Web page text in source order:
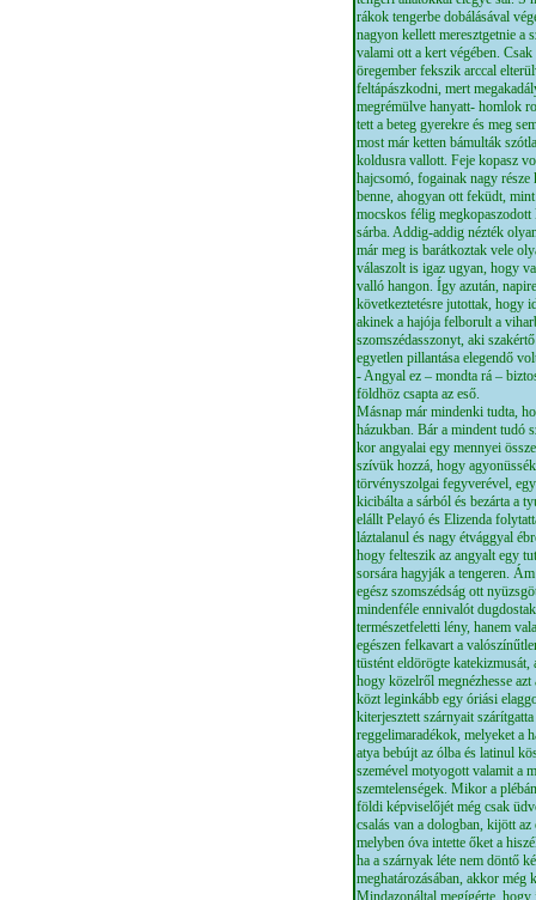
rákok tengerbe dobálásával
nagyon kellett meresztgetnie a
valami ott a kert végében.
öregember fekszik arccal
feltápászkodni, mert
megrémülve hanyatt- homlok
tett a beteg gyerekre és meg
most már ketten bámulták
koldusra vallott. Feje kopasz
hajcsomó, fogainak nagy
benne, ahogyan ott feküdt,
mocskos félig
sárba. Addig-addig nézték
már meg is barátkoztak vele
válaszolt is igaz ugyan, hogy
valló hangon. Így azután,
következtetésre jutottak, hogy
akinek a hajója felborult a
szomszédasszonyt, aki
egyetlen pillantása elegendő
- Angyal ez – mondta rá –
földhöz csapta az eső.
Másnap már mindenki tudta,
házukban. Bár a mindent tudó
kor angyalai egy mennyei
szívük hozzá, hogy
törvényszolgai fegyverével,
kicibálta a sárból és bezárta a
elállt Pelayó és Elizenda
láztalanul és nagy étvággyal
hogy felteszik az angyalt egy
sorsára hagyják a tengeren.
egész szomszédság ott
mindenféle ennivalót
természetfeletti lény, hanem
egészen felkavart a
tüstént eldörögte
hogy közelről megnézhesse
közt leginkább egy óriási
kiterjesztett szárnyait
reggelimaradékok, melyeket a
atya bebújt az ólba és latinul
szemével motyogott valamit a
szemtelenségek. Mikor a
földi képviselőjét még csak
csalás van a dologban, kijött
melyben óva intette őket a
ha a szárnyak léte nem döntő
meghatározásában, akkor még
Mindazonáltal megígérte,